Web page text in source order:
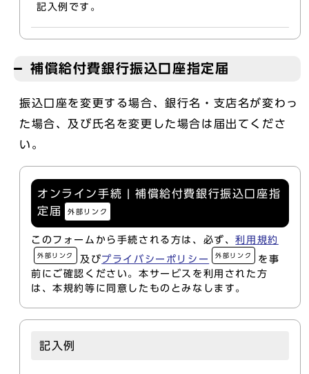
記入例です。
補償給付費銀行振込口座指定届
振込口座を変更する場合、銀行名・支店名が変わっ
た場合、及び氏名を変更した場合は届出てくださ
い。
オンライン手続 | 補償給付費銀行振込口座指
定届
外部リンク
このフォームから手続される方は、必ず、利用規約
外部リンク 及びプライバシーポリシー 外部リンク
を事
前にご確認ください。本サービスを利用された方
は、本規約等に同意したものとみなします。
記入例